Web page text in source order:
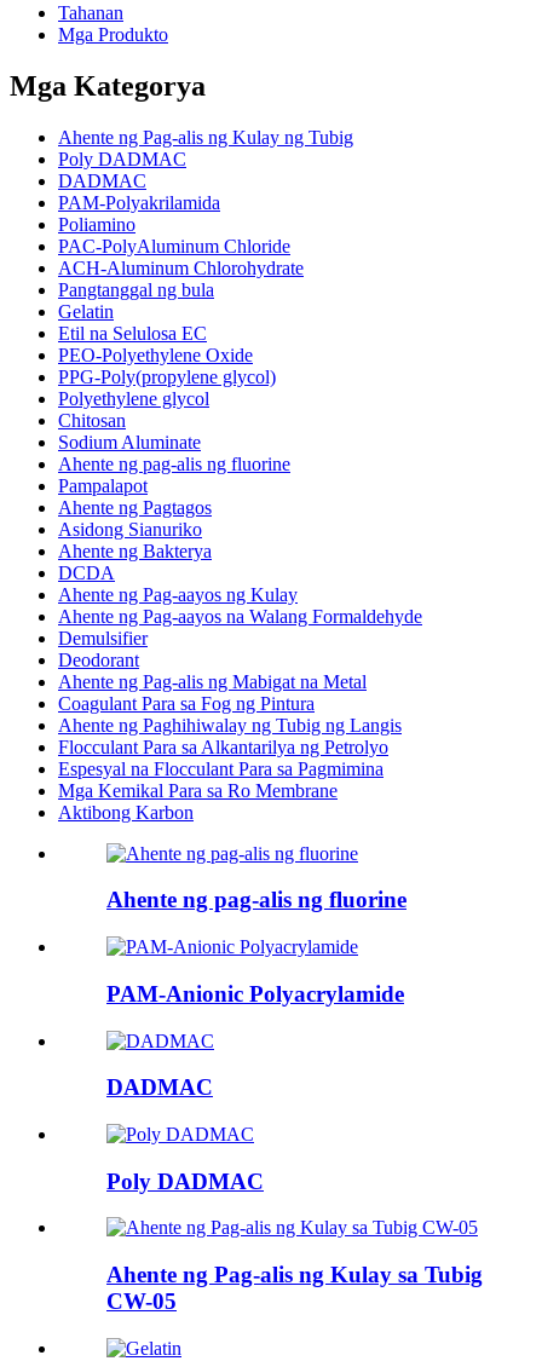
Tahanan
Mga Produkto
Mga Kategorya
Ahente ng Pag-alis ng Kulay ng Tubig
Poly DADMAC
DADMAC
PAM-Polyakrilamida
Poliamino
PAC-PolyAluminum Chloride
ACH-Aluminum Chlorohydrate
Pangtanggal ng bula
Gelatin
Etil na Selulosa EC
PEO-Polyethylene Oxide
PPG-Poly(propylene glycol)
Polyethylene glycol
Chitosan
Sodium Aluminate
Ahente ng pag-alis ng fluorine
Pampalapot
Ahente ng Pagtagos
Asidong Sianuriko
Ahente ng Bakterya
DCDA
Ahente ng Pag-aayos ng Kulay
Ahente ng Pag-aayos na Walang Formaldehyde
Demulsifier
Deodorant
Ahente ng Pag-alis ng Mabigat na Metal
Coagulant Para sa Fog ng Pintura
Ahente ng Paghihiwalay ng Tubig ng Langis
Flocculant Para sa Alkantarilya ng Petrolyo
Espesyal na Flocculant Para sa Pagmimina
Mga Kemikal Para sa Ro Membrane
Aktibong Karbon
Ahente ng pag-alis ng fluorine
PAM-Anionic Polyacrylamide
DADMAC
Poly DADMAC
Ahente ng Pag-alis ng Kulay sa Tubig
CW-05